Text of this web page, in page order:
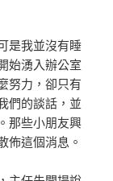
是我並沒有睡
始湧入辦公室
努力，卻只有
們的談話，並
那些小朋友興
佈這個消息。